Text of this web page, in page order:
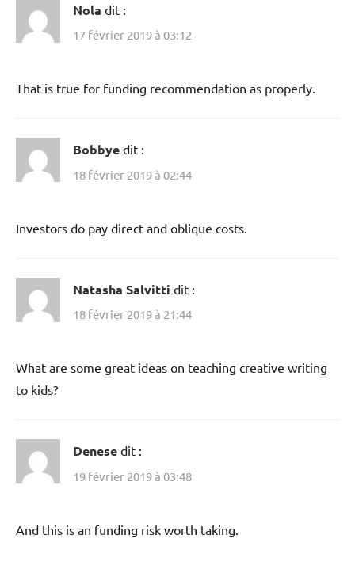
Nola dit :
17 février 2019 à 03:12
That is true for funding recommendation as properly.
Bobbye dit :
18 février 2019 à 02:44
Investors do pay direct and oblique costs.
Natasha Salvitti dit :
18 février 2019 à 21:44
What are some great ideas on teaching creative writing
to kids?
Denese dit :
19 février 2019 à 03:48
And this is an funding risk worth taking.